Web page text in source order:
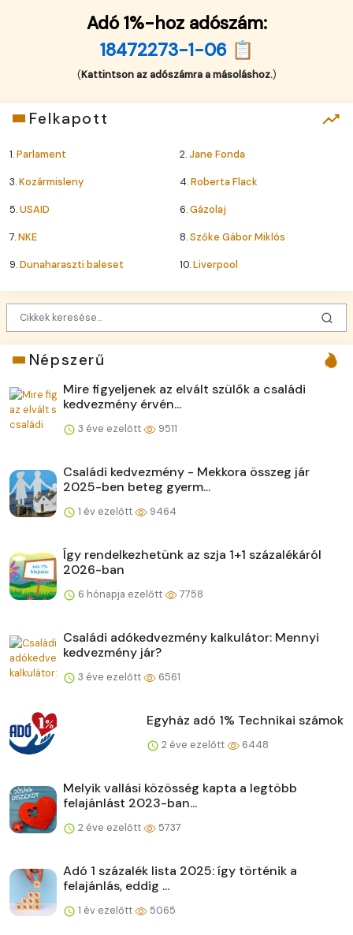
Adó 1%-hoz adószám:
18472273-1-06 📋
(Kattintson az adószámra a másoláshoz.)
Felkapott
1.Parlament 2.Jane Fonda
3.Kozármisleny 4.Roberta Flack
5.USAID 6.Gázolaj
7.NKE 8.Szőke Gábor Miklós
9.Dunaharaszti baleset 10.Liverpool
Népszerű
Mire figyeljenek az elvált szülők a családi
kedvezmény érvén...
3 éve ezelőtt 9511
Családi kedvezmény - Mekkora összeg jár
2025-ben beteg gyerm...
1 év ezelőtt 9464
Így rendelkezhetünk az szja 1+1 százalékáról
2026-ban
6 hónapja ezelőtt 7758
Családi adókedvezmény kalkulátor: Mennyi
kedvezmény jár?
3 éve ezelőtt 6561
Egyház adó 1% Technikai számok
2 éve ezelőtt 6448
Melyik vallási közösség kapta a legtöbb
felajánlást 2023-ban...
2 éve ezelőtt 5737
Adó 1 százalék lista 2025: így történik a
felajánlás, eddig ...
1 év ezelőtt 5065